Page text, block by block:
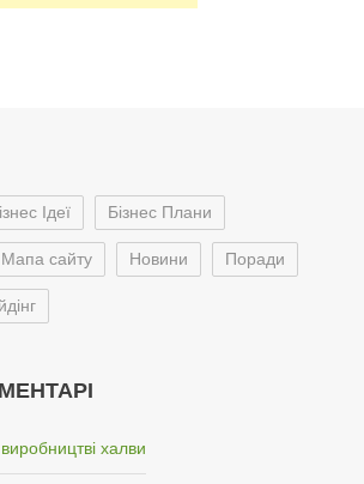
Ідеї Бізнес Плани
Мапа сайту Новини Поради
халви